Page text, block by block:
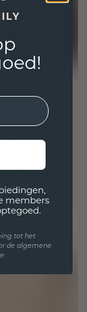
des tijds te
liefde en
voor altijd te
members
tot het
de algemene